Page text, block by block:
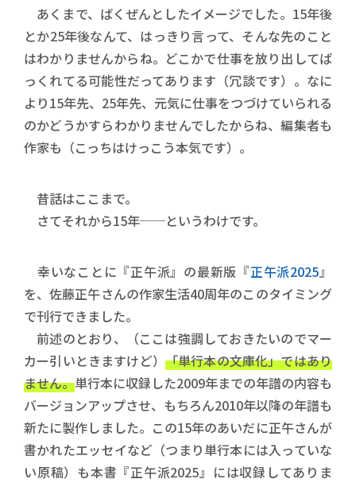
あくまで、ばくぜんとしたイメージでした。15年後
とか25年後なんて、はっきり言って、そんな先のこと
はわかりませんからね。どこかで仕事を放り出してば
っくれてる可能性だってあります（冗談です）。なに
より15年先、25年先、元気に仕事をつづけていられる
のかどうかすらわかりませんでしたからね、編集者も
作家も（こっちはけっこう本気です）。
昔話はここまで。
さてそれから15年──というわけです。
幸いなことに『正午派』の最新版『正午派2025』
を、佐藤正午さんの作家生活40周年のこのタイミング
で刊行できました。
前述のとおり、（ここは強調しておきたいのでマー
カー引いときますけど） 「単行本の文庫化」ではあり
ません。単行本に収録した2009年までの年譜の内容も
バージョンアップさせ、もちろん2010年以降の年譜も
新たに製作しました。この15年のあいだに正午さんが
書かれたエッセイなど（つまり単行本には入っていな
い原稿）も本書『正午派2025』には収録してありま